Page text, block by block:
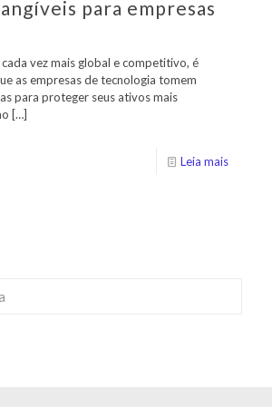
para empresas
vez mais global e competitivo, é
as empresas de tecnologia tomem
para proteger seus ativos mais
[…]
Leia mais